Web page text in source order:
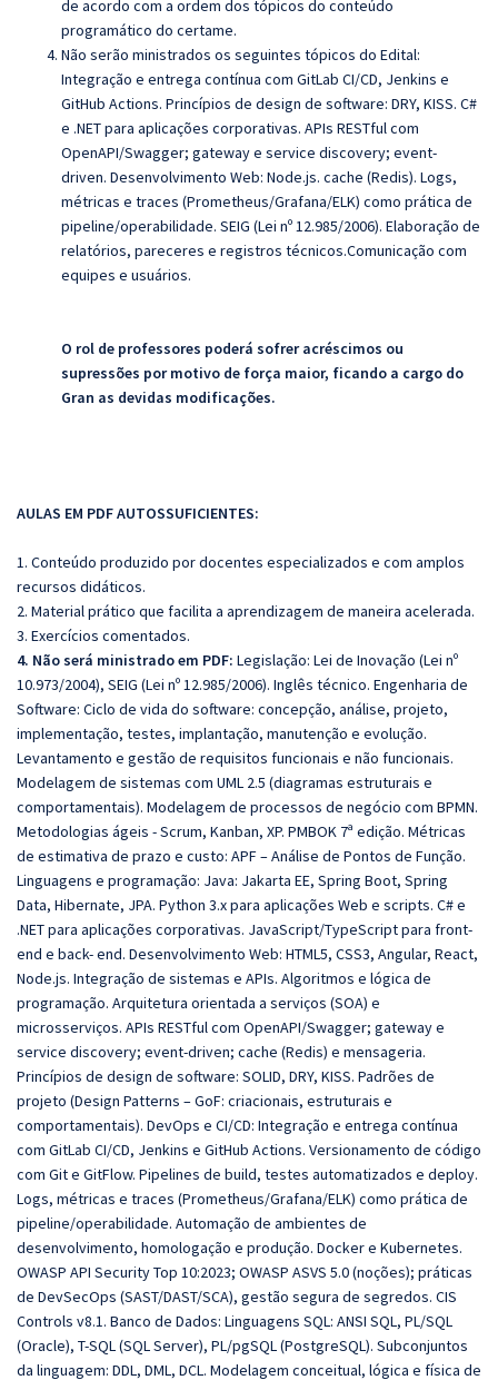
de acordo com a ordem dos tópicos do conteúdo
programático do certame.
Não serão ministrados os seguintes tópicos do Edital:
Integração e entrega contínua com GitLab CI/CD, Jenkins e
GitHub Actions. Princípios de design de software: DRY, KISS. C#
e .NET para aplicações corporativas. APIs RESTful com
OpenAPI/Swagger; gateway e service discovery; event-
driven. Desenvolvimento Web: Node.js. cache (Redis). Logs,
métricas e traces (Prometheus/Grafana/ELK) como prática de
pipeline/operabilidade. SEIG (Lei nº 12.985/2006). Elaboração de
relatórios, pareceres e registros técnicos.Comunicação com
equipes e usuários.
O rol de professores poderá sofrer acréscimos ou
supressões por motivo de força maior, ficando a cargo do
Gran as devidas modificações.
AULAS EM PDF AUTOSSUFICIENTES:
1. Conteúdo produzido por docentes especializados e com amplos
recursos didáticos.
2. Material prático que facilita a aprendizagem de maneira acelerada.
3. Exercícios comentados.
4. Não será ministrado em PDF: Legislação: Lei de Inovação (Lei nº
10.973/2004), SEIG (Lei nº 12.985/2006). Inglês técnico. Engenharia de
Software: Ciclo de vida do software: concepção, análise, projeto,
implementação, testes, implantação, manutenção e evolução.
Levantamento e gestão de requisitos funcionais e não funcionais.
Modelagem de sistemas com UML 2.5 (diagramas estruturais e
comportamentais). Modelagem de processos de negócio com BPMN.
Metodologias ágeis - Scrum, Kanban, XP. PMBOK 7ª edição. Métricas
de estimativa de prazo e custo: APF – Análise de Pontos de Função.
Linguagens e programação: Java: Jakarta EE, Spring Boot, Spring
Data, Hibernate, JPA. Python 3.x para aplicações Web e scripts. C# e
.NET para aplicações corporativas. JavaScript/TypeScript para front-
end e back- end. Desenvolvimento Web: HTML5, CSS3, Angular, React,
Node.js. Integração de sistemas e APIs. Algoritmos e lógica de
programação. Arquitetura orientada a serviços (SOA) e
microsserviços. APIs RESTful com OpenAPI/Swagger; gateway e
service discovery; event-driven; cache (Redis) e mensageria.
Princípios de design de software: SOLID, DRY, KISS. Padrões de
projeto (Design Patterns – GoF: criacionais, estruturais e
comportamentais). DevOps e CI/CD: Integração e entrega contínua
com GitLab CI/CD, Jenkins e GitHub Actions. Versionamento de código
com Git e GitFlow. Pipelines de build, testes automatizados e deploy.
Logs, métricas e traces (Prometheus/Grafana/ELK) como prática de
pipeline/operabilidade. Automação de ambientes de
desenvolvimento, homologação e produção. Docker e Kubernetes.
OWASP API Security Top 10:2023; OWASP ASVS 5.0 (noções); práticas
de DevSecOps (SAST/DAST/SCA), gestão segura de segredos. CIS
Controls v8.1. Banco de Dados: Linguagens SQL: ANSI SQL, PL/SQL
(Oracle), T-SQL (SQL Server), PL/pgSQL (PostgreSQL). Subconjuntos
da linguagem: DDL, DML, DCL. Modelagem conceitual, lógica e física de